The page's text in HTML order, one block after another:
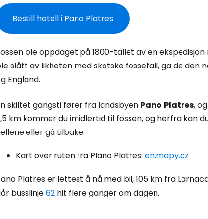
Bestill hotell i Pano Platres
ble oppdaget på 1800-tallet av en
slått av likheten med skotske fossefall, ga de
England.
skiltet gangsti fører fra landsbyen Pano Platres,
km kommer du imidlertid til fossen, og herfra kan
eller gå tilbake.
Kart over ruten fra Plano Platres: en.mapy.cz
Platres er lettest å nå med bil, 105 km fra
busslinje62 hit flere ganger om dagen.
Logg inn